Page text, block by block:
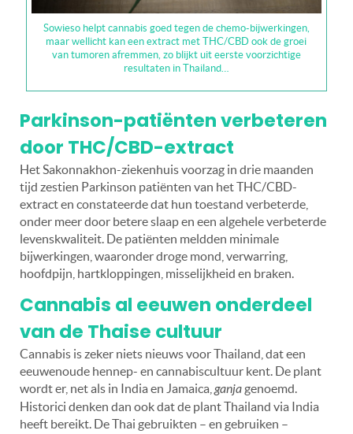
Sowieso helpt cannabis goed tegen de chemo-bijwerkingen,
maar wellicht kan een extract met THC/CBD ook de groei
van tumoren afremmen, zo blijkt uit eerste voorzichtige
resultaten in Thailand…
Parkinson-patiënten verbeteren
door THC/CBD-extract
Het Sakonnakhon-ziekenhuis voorzag in drie maanden
tijd zestien Parkinson patiënten van het THC/CBD-
extract en constateerde dat hun toestand verbeterde,
onder meer door betere slaap en een algehele verbeterde
levenskwaliteit. De patiënten meldden minimale
bijwerkingen, waaronder droge mond, verwarring,
hoofdpijn, hartkloppingen, misselijkheid en braken.
Cannabis al eeuwen onderdeel
van de Thaise cultuur
Cannabis is zeker niets nieuws voor Thailand, dat een
eeuwenoude hennep- en cannabiscultuur kent. De plant
wordt er, net als in India en Jamaica, ganja genoemd.
Historici denken dan ook dat de plant Thailand via India
heeft bereikt. De Thai gebruikten – en gebruiken –